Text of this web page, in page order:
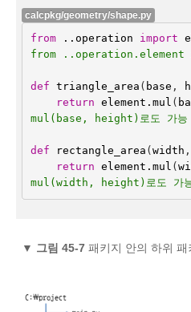
calcpkg/geometry/shape.py
from ..operation import
from ..operation.element
def triangle_area ( base ,
return element . mul (
mul(base, height)로도 가능
def rectangle_area ( width ,
return element . mul (
mul(width, height)로도 가
▼ 그림 45-7패키지 안의 하위 패